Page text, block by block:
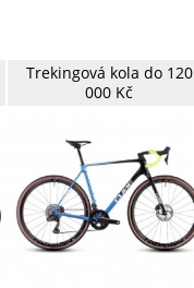
Trekingová kola do 120
000 Kč